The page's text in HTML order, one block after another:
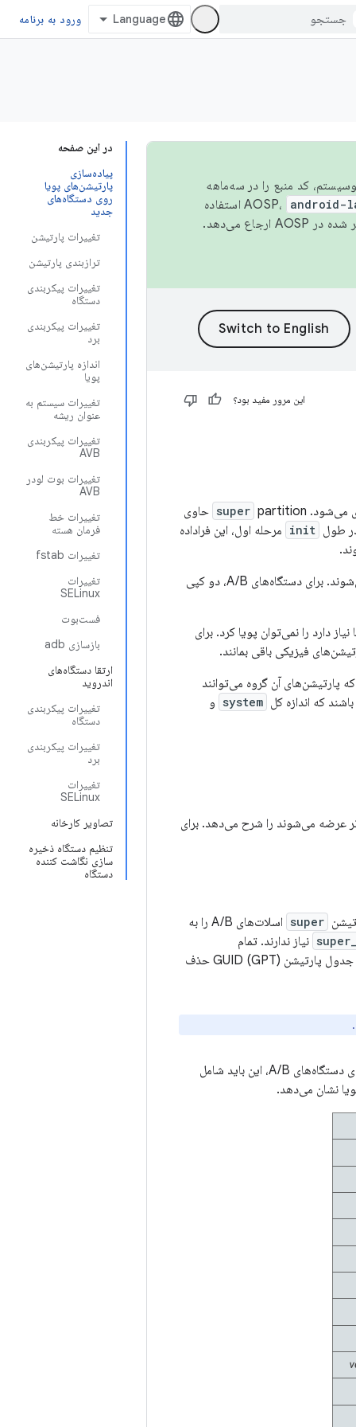
ورود به برنامه
در این صفحه
پیاده‌سازی
پارتیشن‌های پویا
روی دستگاه‌های
جدید
تغییرات پارتیشن
ترازبندی پارتیشن
تغییرات پیکربندی
دستگاه
تغییرات پیکربندی
برد
اندازه پارتیشن‌های
پویا
تغییرات سیستم به
عنوان ریشه
تغییرات پیکربندی
AVB
تغییرات بوت لودر
AVB
تغییرات خط
فرمان هسته
تغییرات fstab
تغییرات
SELinux
فست‌بوت
بازسازی adb
ارتقا دستگاه‌های
اندروید
تغییرات پیکربندی
دستگاه
تغییرات پیکربندی
برد
تغییرات
SELinux
تصاویر کارخانه
تنظیم دستگاه ذخیره
سازی نگاشت کننده
دستگاه
اکوسیستم، کد منبع را در سه‌ماهه
android-
استفاده
همیشه به جدیدترین نسخه منتشر شده در AOSP ارجاع می‌دهد.
این مرور مفید بود؟
super partition حاوی
طول init مرحله اول، این فراداده
هنگام اعمال OTA، پارتیشن‌های پویا به طور خودکار ایجاد، تغییر اندازه یا در صورت نیاز حذف می‌شوند. برای دستگاه‌های A/B، دو کپی
دارد را نمی‌توان پویا کرد. برای
فیزیکی باقی بمانند.
پارتیشن‌های آن گروه می‌توانند
که اندازه کل system و
پیاده‌سازی پارتیشن‌های پویا در دستگاه‌های جدیدی که با اندروید ۱۰ و بالاتر عرضه می‌شوند را شرح می‌دهد. برای
super
اسلات‌های A/B را به
نیاز ندارند. تمام
پارتیشن‌های AOSP فقط خواندنی که توسط بوت لودر استفاده نمی‌شوند باید پویا باشند و باید از جدول پارتیشن GUID (GPT) حذف
، اندازه پارتیشن‌هایی که از GPT حذف می‌شوند را با هم جمع کنید. برای دستگاه‌های A/B، این باید شامل
نشان می‌دهد.